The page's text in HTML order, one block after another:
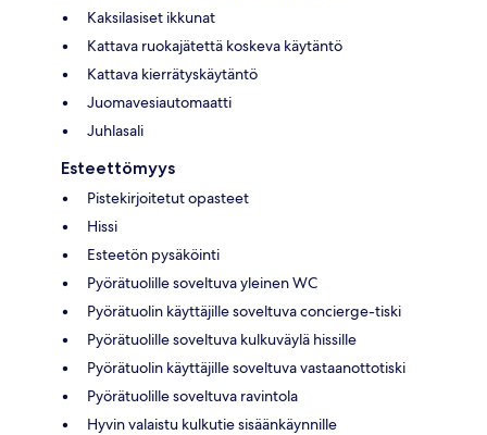
Kaksilasiset ikkunat
Kattava ruokajätettä koskeva käytäntö
Kattava kierrätyskäytäntö
Juomavesiautomaatti
Juhlasali
Esteettömyys
Pistekirjoitetut opasteet
Hissi
Esteetön pysäköinti
Pyörätuolille soveltuva yleinen WC
Pyörätuolin käyttäjille soveltuva concierge-tiski
Pyörätuolille soveltuva kulkuväylä hissille
Pyörätuolin käyttäjille soveltuva vastaanottotiski
Pyörätuolille soveltuva ravintola
Hyvin valaistu kulkutie sisäänkäynnille